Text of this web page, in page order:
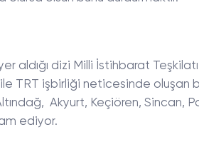
aldığı dizi Milli İstihbarat
TRT işbirliği neticesinde oluşan
Akyurt, Keçiören, Sincan,
ediyor.